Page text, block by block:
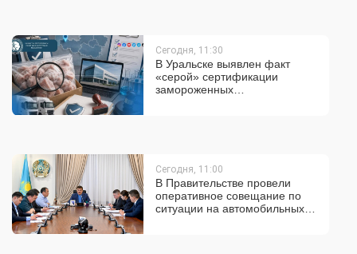
Сегодня, 11:30
В Уральске выявлен факт
«серой» сертификации
замороженных
Сегодня, 11:00
В Правительстве провели
оперативное совещание по
ситуации на автомобильных